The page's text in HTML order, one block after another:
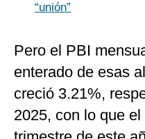
“unión”
Pero el PBI
enterado de esas
creció 3.21%,
2025, con lo que